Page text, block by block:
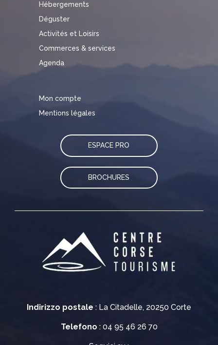
Indirizzo postale : La Citadelle, 20250 Corte
Telefono : 04 95 46 26 70
Hébergements
Déguster
Activités et Loisirs
Commerces & services
Agenda
Mon compte
Mentions légales
ESPACE PRO
BROCHURES